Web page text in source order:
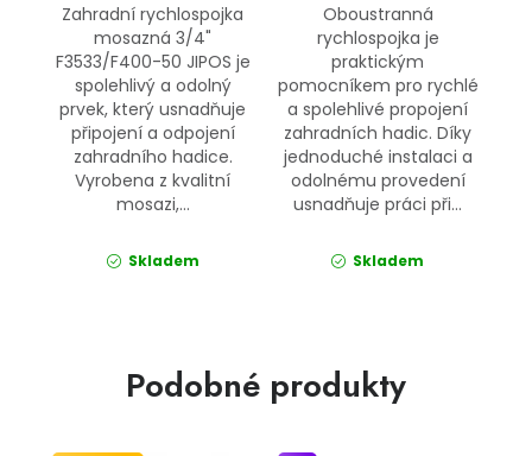
Zahradní rychlospojka
mosazná 3/4"
F3533/F400-50 JIPOS je
spolehlivý a odolný
prvek, který usnadňuje
připojení a odpojení
zahradního hadice.
Vyrobena z kvalitní
mosazi,...
Skladem
Oboustranná
rychlospojka je
praktickým
pomocníkem pro rychlé
a spolehlivé propojení
zahradních hadic. Díky
jednoduché instalaci a
odolnému provedení
usnadňuje práci při...
Skladem
Podobné produkty